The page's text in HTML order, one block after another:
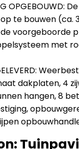
OPGEBOUWD:
te bouwen (ca.
voorgeboorde
met
dakplaten, 4
hangen, 8